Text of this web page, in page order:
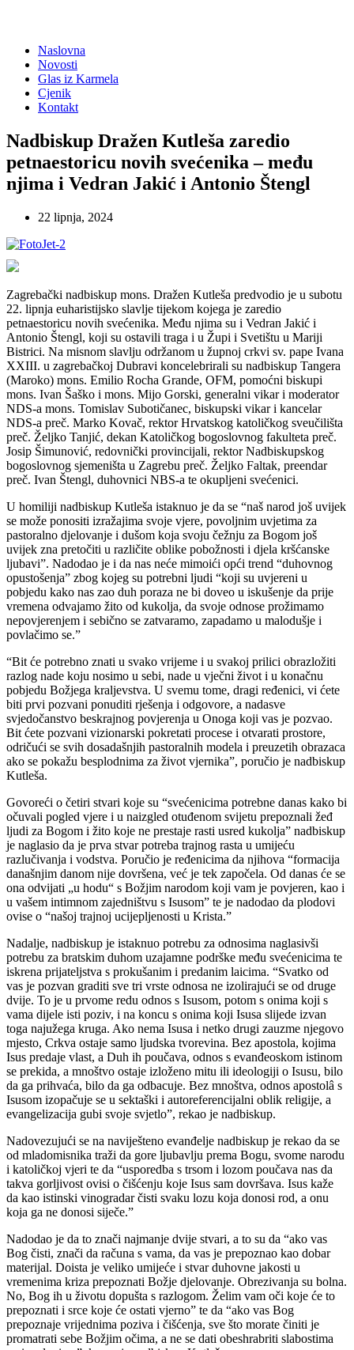
Naslovna
Novosti
Glas iz Karmela
Cjenik
Kontakt
Nadbiskup Dražen Kutleša zaredio
petnaestoricu novih svećenika – među
njima i Vedran Jakić i Antonio Štengl
22 lipnja, 2024
Zagrebački nadbiskup mons. Dražen Kutleša predvodio je u subotu
22. lipnja euharistijsko slavlje tijekom kojega je zaredio
petnaestoricu novih svećenika. Među njima su i Vedran Jakić i
Antonio Štengl, koji su ostavili traga i u Župi i Svetištu u Mariji
Bistrici. Na misnom slavlju održanom u župnoj crkvi sv. pape Ivana
XXIII. u zagrebačkoj Dubravi koncelebrirali su nadbiskup Tangera
(Maroko) mons. Emilio Rocha Grande, OFM, pomoćni biskupi
mons. Ivan Šaško i mons. Mijo Gorski, generalni vikar i moderator
NDS-a mons. Tomislav Subotičanec, biskupski vikar i kancelar
NDS-a preč. Marko Kovač, rektor Hrvatskog katoličkog sveučilišta
preč. Željko Tanjić, dekan Katoličkog bogoslovnog fakulteta preč.
Josip Šimunović, redovnički provincijali, rektor Nadbiskupskog
bogoslovnog sjemeništa u Zagrebu preč. Željko Faltak, preendar
preč. Ivan Štengl, duhovnici NBS-a te okupljeni svećenici.
U homiliji nadbiskup Kutleša istaknuo je da se “naš narod još uvijek
se može ponositi izražajima svoje vjere, povoljnim uvjetima za
pastoralno djelovanje i dušom koja svoju čežnju za Bogom još
uvijek zna pretočiti u različite oblike pobožnosti i djela kršćanske
ljubavi”. Nadodao je i da nas neće mimoići opći trend “duhovnog
opustošenja” zbog kojeg su potrebni ljudi “koji su uvjereni u
pobjedu kako nas zao duh poraza ne bi doveo u iskušenje da prije
vremena odvajamo žito od kukolja, da svoje odnose prožimamo
nepovjerenjem i sebično se zatvaramo, zapadamo u malodušje i
povlačimo se.”
“Bit će potrebno znati u svako vrijeme i u svakoj prilici obrazložiti
razlog nade koju nosimo u sebi, nade u vječni život i u konačnu
pobjedu Božjega kraljevstva. U svemu tome, dragi ređenici, vi ćete
biti prvi pozvani ponuditi rješenja i odgovore, a nadasve
svjedočanstvo beskrajnog povjerenja u Onoga koji vas je pozvao.
Bit ćete pozvani vizionarski pokretati procese i otvarati prostore,
odričući se svih dosadašnjih pastoralnih modela i preuzetih obrazaca
ako se pokažu besplodnima za život vjernika”, poručio je nadbiskup
Kutleša.
Govoreći o četiri stvari koje su “svećenicima potrebne danas kako bi
očuvali pogled vjere i u naizgled otuđenom svijetu prepoznali žeđ
ljudi za Bogom i žito koje ne prestaje rasti usred kukolja” nadbiskup
je naglasio da je prva stvar potreba trajnog rasta u umijeću
razlučivanja i vodstva. Poručio je ređenicima da njihova “formacija
današnjim danom nije dovršena, već je tek započela. Od danas će se
ona odvijati „u hodu“ s Božjim narodom koji vam je povjeren, kao i
u vašem intimnom zajedništvu s Isusom” te je nadodao da plodovi
ovise o “našoj trajnoj ucijepljenosti u Krista.”
Nadalje, nadbiskup je istaknuo potrebu za odnosima naglasivši
potrebu za bratskim duhom uzajamne podrške među svećenicima te
iskrena prijateljstva s prokušanim i predanim laicima. “Svatko od
vas je pozvan graditi sve tri vrste odnosa ne izolirajući se od druge
dvije. To je u prvome redu odnos s Isusom, potom s onima koji s
vama dijele isti poziv, i na koncu s onima koji Isusa slijede izvan
toga najužega kruga. Ako nema Isusa i netko drugi zauzme njegovo
mjesto, Crkva ostaje samo ljudska tvorevina. Bez apostola, kojima
Isus predaje vlast, a Duh ih poučava, odnos s evanđeoskom istinom
se prekida, a mnoštvo ostaje izloženo mitu ili ideologiji o Isusu, bilo
da ga prihvaća, bilo da ga odbacuje. Bez mnoštva, odnos apostolâ s
Isusom izopačuje se u sektaški i autoreferencijalni oblik religije, a
evangelizacija gubi svoje svjetlo”, rekao je nadbiskup.
Nadovezujući se na naviješteno evanđelje nadbiskup je rekao da se
od mladomisnika traži da gore ljubavlju prema Bogu, svome narodu
i katoličkoj vjeri te da “usporedba s trsom i lozom poučava nas da
takva gorljivost ovisi o čišćenju koje Isus sam dovršava. Isus kaže
da kao istinski vinogradar čisti svaku lozu koja donosi rod, a onu
koja ga ne donosi siječe.”
Nadodao je da to znači najmanje dvije stvari, a to su da “ako vas
Bog čisti, znači da računa s vama, da vas je prepoznao kao dobar
materijal. Doista je veliko umijeće i stvar duhovne jakosti u
vremenima kriza prepoznati Božje djelovanje. Obrezivanja su bolna.
No, Bog ih u životu dopušta s razlogom. Želim vam oči koje će to
prepoznati i srce koje će ostati vjerno” te da “ako vas Bog
prepoznaje vrijednima poziva i čišćenja, sve što morate činiti je
promatrati sebe Božjim očima, a ne se dati obeshrabriti slabostima